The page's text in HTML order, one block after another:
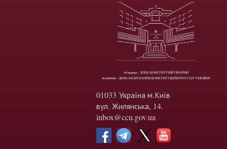
01033 Україна м.Київ
вул. Жилянська, 14.
inbox@ccu.gov.ua